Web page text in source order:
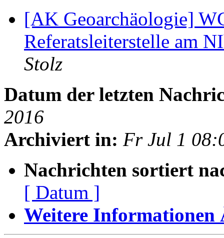
[AK Geoarchäologie]
Referatsleiterstelle am
Stolz
Datum der letzten
2016
Archiviert in: Fr Jul 1
Nachrichten sortiert
[ Datum ]
Weitere Informationen